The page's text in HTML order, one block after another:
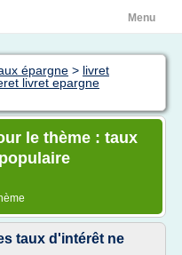
Menu
épargne > livret
livret epargne
le thème : taux
taux d'intérêt ne